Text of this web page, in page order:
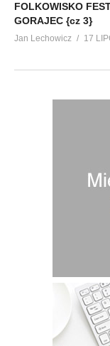
FOLKOWISKO
GORAJEC {cz 3}
Jan Lechowicz 17